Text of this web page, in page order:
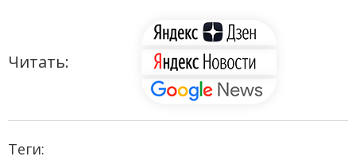
Читать:
Теги: